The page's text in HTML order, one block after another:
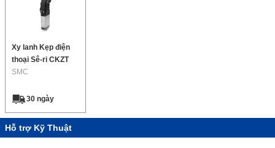
Xy lanh Kẹp điện
thoại Sê-ri CKZT
SMC
30 ngày
Hỗ trợ Kỹ Thuật